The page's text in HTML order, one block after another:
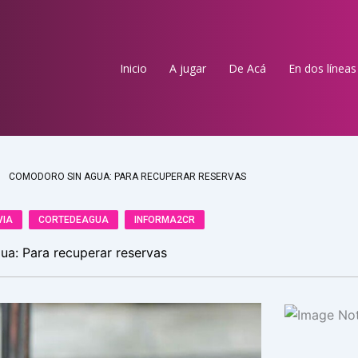
Inicio A jugar De Acá En dos líneas
COMODORO SIN AGUA: PARA RECUPERAR RESERVAS
CORTEDEAGUA INFORMA2CR
Para recuperar reservas